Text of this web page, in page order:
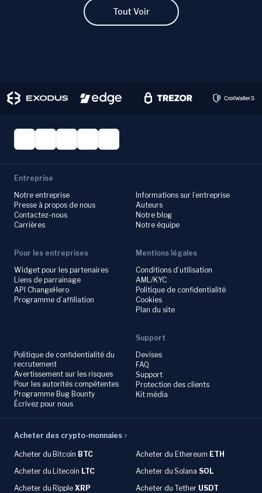
investment decisions with ChangeHero!
Tout Voir
Entreprise
Notre entreprise
Presse à propos de nous
Contactez-nous
Carrières
Informations sur l’entreprise
Auteurs
Notre blog
Notre équipe
Pour les entreprises
Widget pour les partenaires
Liens de parrainage
API ChangeHero
Programme d’affiliation
Mentions légales
Conditions d’utilisation
AML/KYC
Politique de confidentialité
Cookies
Plan du site
Politique de confidentialité du
recrutement
Avertissement sur les risques
Pour les autorités compétentes
Programme Bug Bounty
Écrivez pour nous
Support
Devises
FAQ
Support
Protection des clients
Kit média
Acheter des crypto-monnaies
Acheter du Bitcoin BTC Acheter du Ethereum ETH
Acheter du Litecoin LTC Acheter du Solana SOL
Acheter du Ripple XRP Acheter du Tether USDT